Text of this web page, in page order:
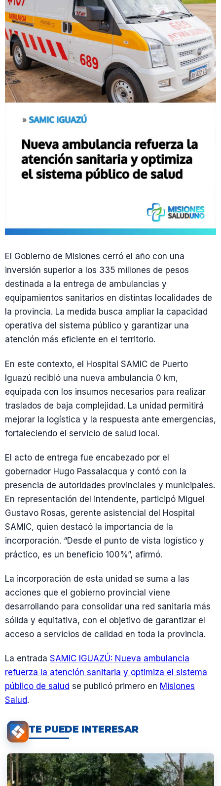
El Gobierno de Misiones cerró el año con una
inversión superior a los 335 millones de pesos
destinada a la entrega de ambulancias y
equipamientos sanitarios en distintas localidades de
la provincia. La medida busca ampliar la capacidad
operativa del sistema público y garantizar una
atención más eficiente en el territorio.
En este contexto, el Hospital SAMIC de Puerto
Iguazú recibió una nueva ambulancia 0 km,
equipada con los insumos necesarios para realizar
traslados de baja complejidad. La unidad permitirá
mejorar la logística y la respuesta ante emergencias,
fortaleciendo el servicio de salud local.
El acto de entrega fue encabezado por el
gobernador Hugo Passalacqua y contó con la
presencia de autoridades provinciales y municipales.
En representación del intendente, participó Miguel
Gustavo Rosas, gerente asistencial del Hospital
SAMIC, quien destacó la importancia de la
incorporación. “Desde el punto de vista logístico y
práctico, es un beneficio 100%”, afirmó.
La incorporación de esta unidad se suma a las
acciones que el gobierno provincial viene
desarrollando para consolidar una red sanitaria más
sólida y equitativa, con el objetivo de garantizar el
acceso a servicios de calidad en toda la provincia.
La entrada SAMIC IGUAZÚ: Nueva ambulancia
refuerza la atención sanitaria y optimiza el sistema
público de salud se publicó primero en Misiones
Salud.
TE PUEDE INTERESAR